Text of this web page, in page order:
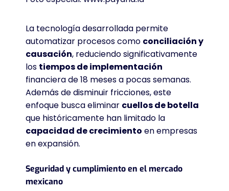
La tecnología desarrollada permite
automatizar procesos como conciliación y
causación, reduciendo significativamente
los tiempos de implementación
financiera de 18 meses a pocas semanas.
Además de disminuir fricciones, este
enfoque busca eliminar cuellos de botella
que históricamente han limitado la
capacidad de crecimiento en empresas
en expansión.
Seguridad y cumplimiento en el mercado
mexicano